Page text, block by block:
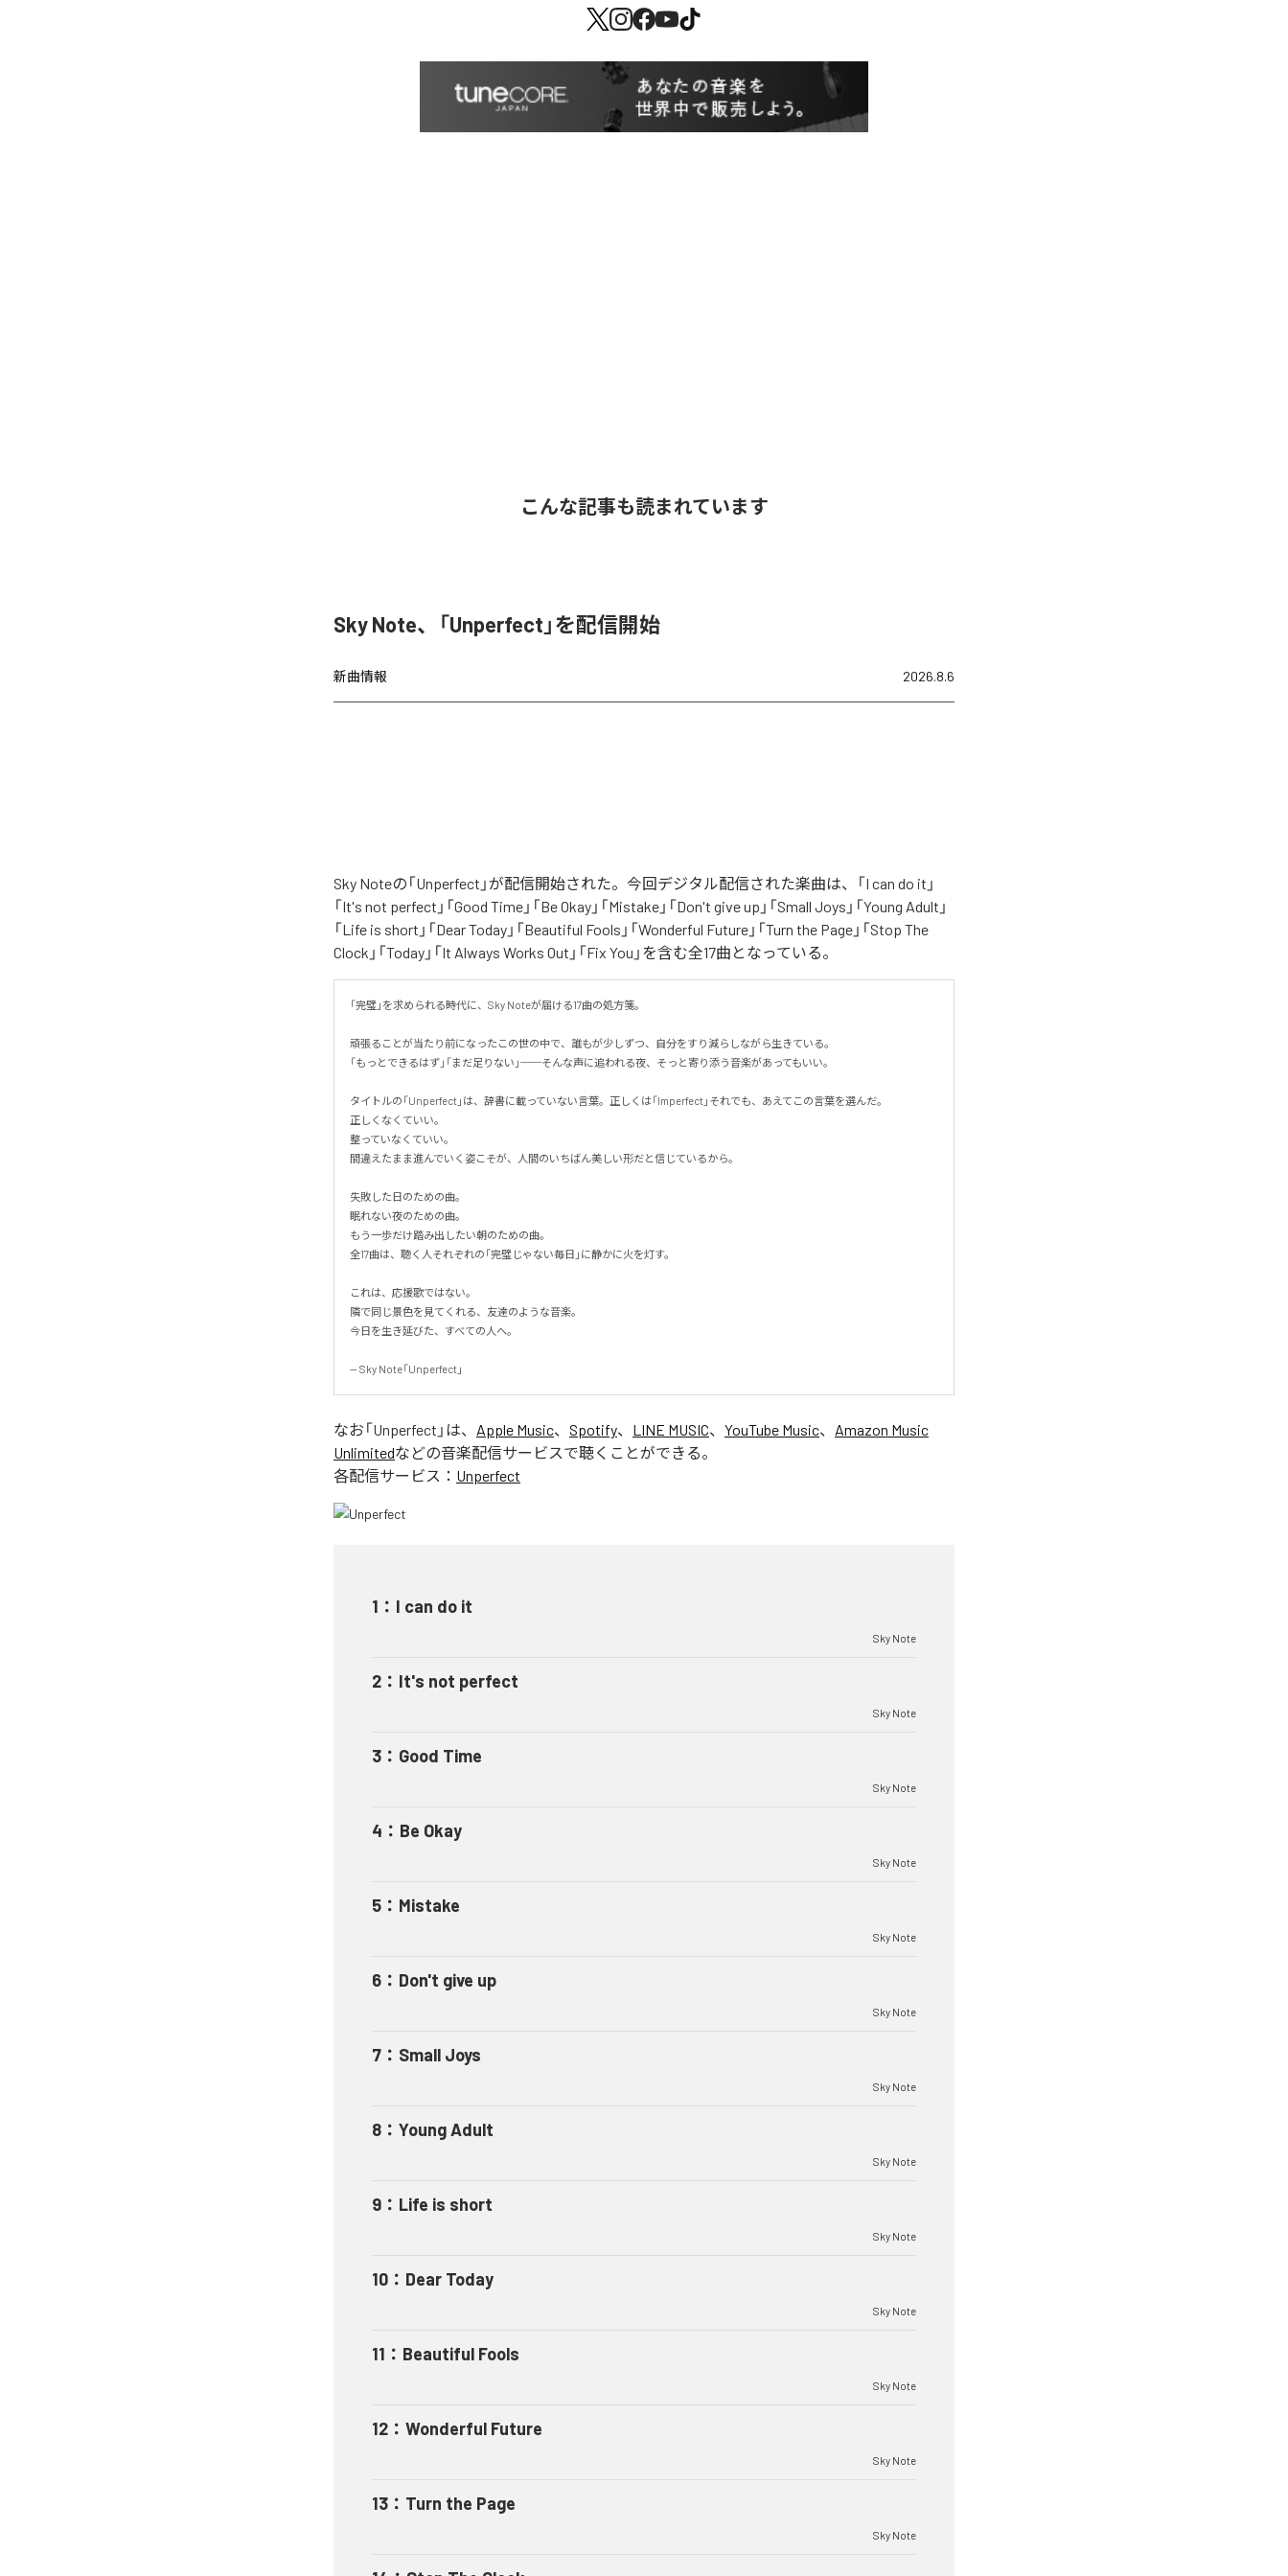
こんな記事も読まれています
Sky Note、「Unperfect」を配信開始
新曲情報 2026.8.6
Sky Noteの「Unperfect」が配信開始された。今回デジタル配信された楽曲は、「I can do it」
「It's not perfect」「Good Time」「Be Okay」「Mistake」「Don't give up」「Small Joys」「Young Adult」
「Life is short」「Dear Today」「Beautiful Fools」「Wonderful Future」「Turn the Page」「Stop The
Clock」「Today」「It Always Works Out」「Fix You」を含む全17曲となっている。
「完璧」を求められる時代に、Sky Noteが届ける17曲の処方箋。
頑張ることが当たり前になったこの世の中で、誰もが少しずつ、自分をすり減らしながら生きている。
「もっとできるはず」「まだ足りない」──そんな声に追われる夜、そっと寄り添う音楽があってもいい。
タイトルの「Unperfect」は、辞書に載っていない言葉。正しくは「Imperfect」それでも、あえてこの言葉を選んだ。
正しくなくていい。
整っていなくていい。
間違えたまま進んでいく姿こそが、人間のいちばん美しい形だと信じているから。
失敗した日のための曲。
眠れない夜のための曲。
もう一歩だけ踏み出したい朝のための曲。
全17曲は、聴く人それぞれの「完璧じゃない毎日」に静かに火を灯す。
これは、応援歌ではない。
隣で同じ景色を見てくれる、友達のような音楽。
今日を生き延びた、すべての人へ。
-- Sky Note「Unperfect」
なお「Unperfect 」は、 Apple Music、 Spotify、 LINE MUSIC、 YouTube Music、 Amazon Music
Unlimitedなどの音楽配信サービスで聴くことができる。
各配信サービス： Unperfect
1 ： I can do it
Sky Note
2 ： It's not perfect
Sky Note
3 ： Good Time
Sky Note
4 ： Be Okay
Sky Note
5 ： Mistake
Sky Note
6 ： Don't give up
Sky Note
7 ： Small Joys
Sky Note
8 ： Young Adult
Sky Note
9 ： Life is short
Sky Note
10 ： Dear Today
Sky Note
11 ： Beautiful Fools
Sky Note
12 ： Wonderful Future
Sky Note
13 ： Turn the Page
Sky Note